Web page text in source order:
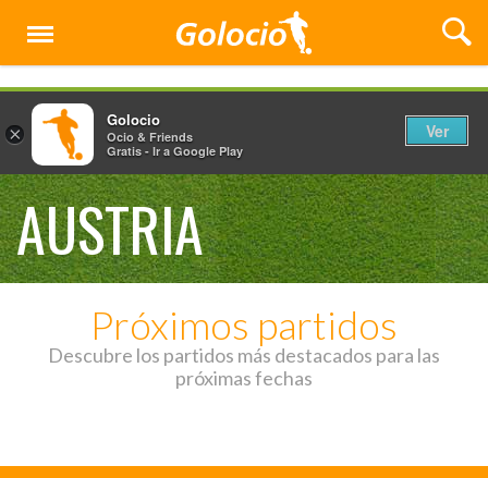
Menú
AUSTRIA
Próximos partidos
Descubre los partidos más destacados para las
próximas fechas
×
Golocio
Ocio & Friends
Gratis - Ir a Google Play
Ver